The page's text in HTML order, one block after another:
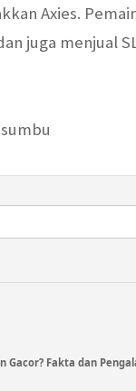
Axies.
juga menjual
Gacor? Fakta dan